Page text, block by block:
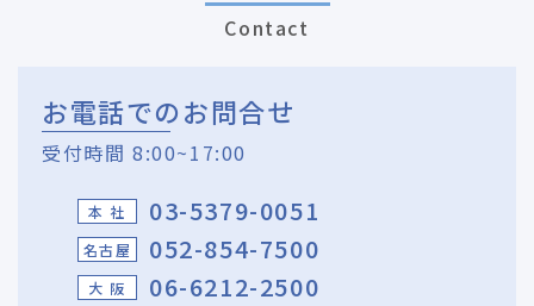
Contact
お電話でのお問合せ
受付時間 8:00~17:00
本 社 03-5379-0051
名古屋 052-854-7500
大 阪 06-6212-2500